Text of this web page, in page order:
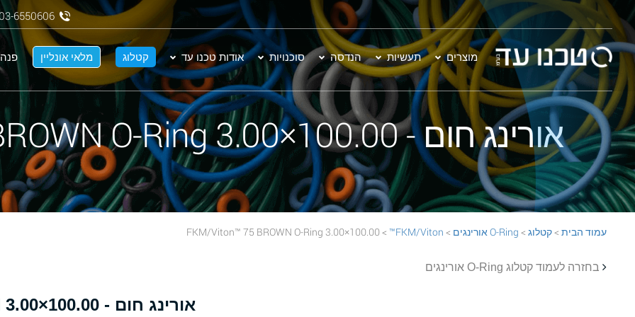
מוצרים תעשיות הנדסה סוכנויות אודות טכנו עד קטלוג מלאי אונליין פנה
03-6550606
אורינג חום - 100.00×3.00 FKM/Viton™ 75 BROWN O-Ring
עמוד הבית >קטלוג > O-Ring אורינגים >
FKM/Viton™
> 100.00×3.00 FKM/Viton™ 75 BROWN O-Ring
בחזרה לעמוד קטלוג O-Ring אורינגים